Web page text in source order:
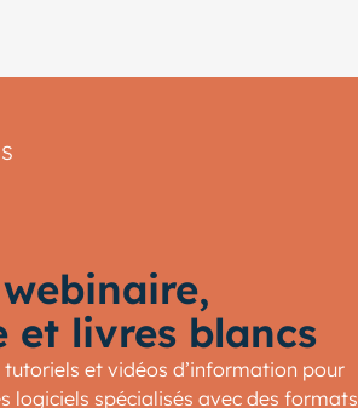
et livres blancs
tutoriels et vidéos d’information pour
logiciels spécialisés avec des formats